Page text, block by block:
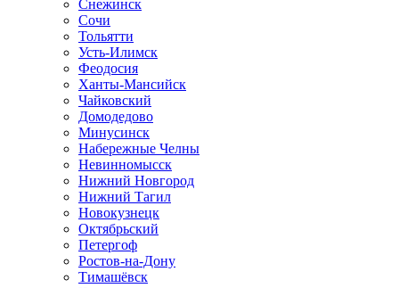
Снежинск
Сочи
Тольятти
Усть-Илимск
Феодосия
Ханты-Мансийск
Чайковский
Домодедово
Минусинск
Набережные Челны
Невинномысск
Нижний Новгород
Нижний Тагил
Новокузнецк
Октябрьский
Петергоф
Ростов-на-Дону
Тимашёвск